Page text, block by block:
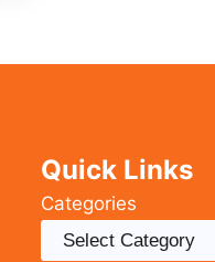
Quick Links
Categories